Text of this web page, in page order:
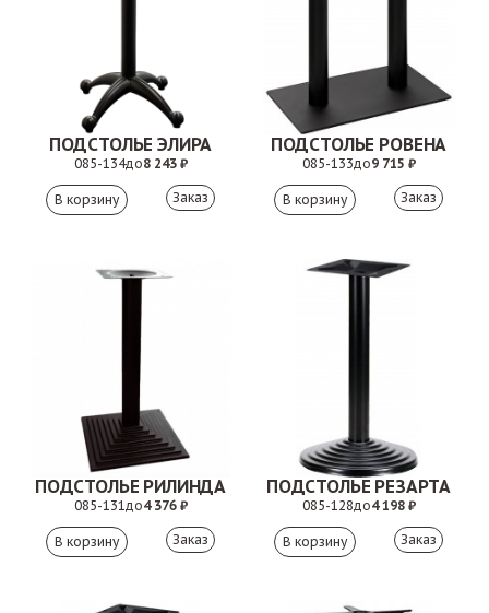
ПОДСТОЛЬЕ ЭЛИРА
085-134до8 243 ₽
Заказ
ПОДСТОЛЬЕ РОВЕНА
085-133до9 715 ₽
Заказ
ПОДСТОЛЬЕ РИЛИНДА
085-131до4 376 ₽
Заказ
ПОДСТОЛЬЕ РЕЗАРТА
085-128до4 198 ₽
Заказ